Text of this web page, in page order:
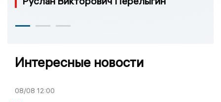
Интересные новости
08/08 12:00